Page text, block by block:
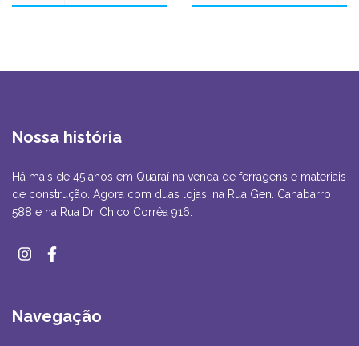
Nossa história
Há mais de 45 anos em Quaraí na venda de ferragens e materiais
de construção. Agora com duas lojas: na Rua Gen. Canabarro
588 e na Rua Dr. Chico Corrêa 916.
Navegação